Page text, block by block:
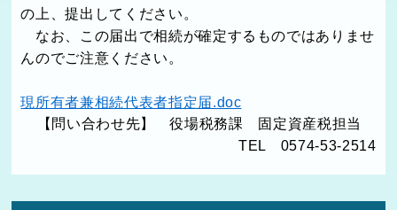
の上、提出してください。
なお、この届出で相続が確定するものではありませ
んのでご注意ください。
現所有者兼相続代表者指定届.doc
【問い合わせ先】 役場税務課 固定資産税担当
TEL 0574-53-2514